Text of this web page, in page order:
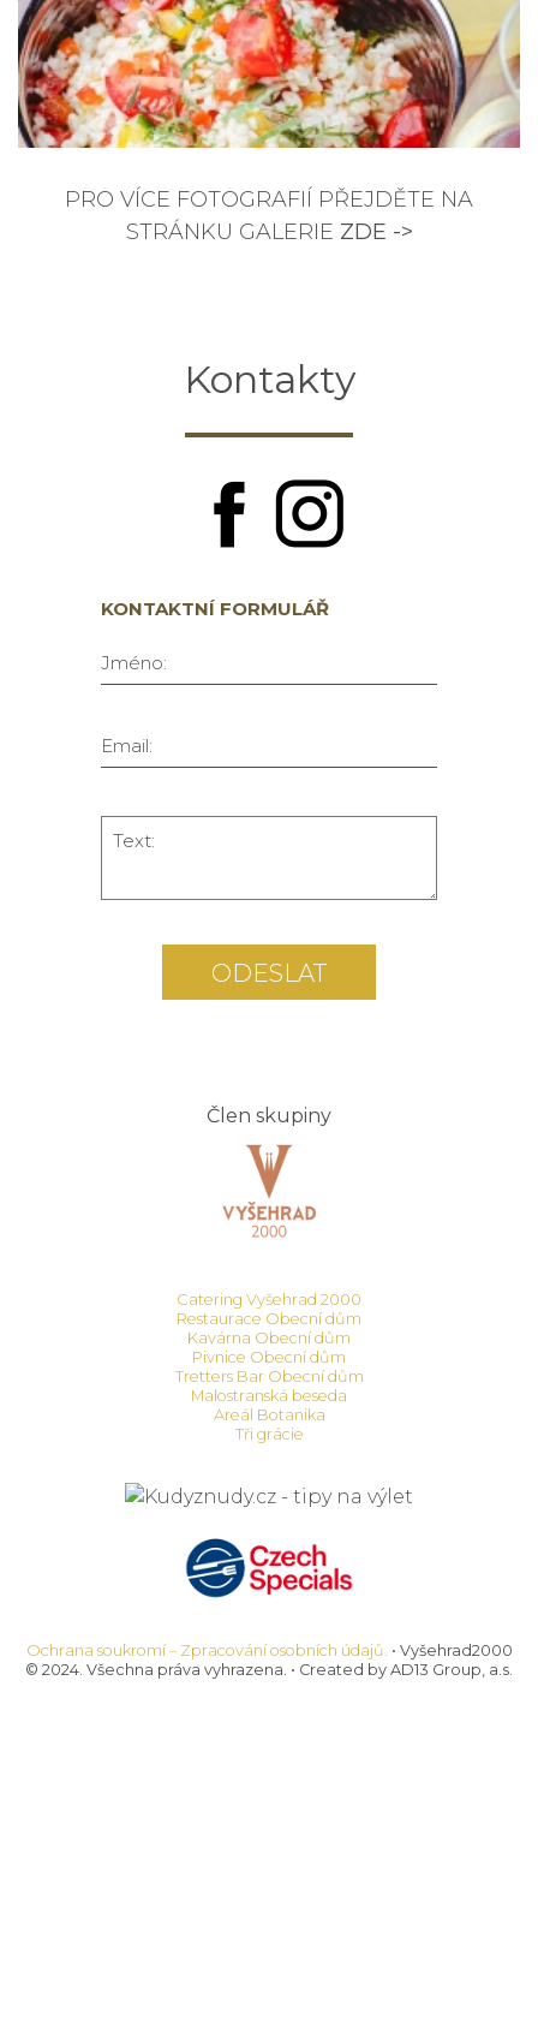
PRO VÍCE FOTOGRAFIÍ PŘEJDĚTE NA
STRÁNKU GALERIE ZDE ->
Kontakty
KONTAKTNÍ FORMULÁŘ
Jméno:
Email:
Text:
ODESLAT
Člen skupiny
Catering Vyšehrad 2000
Restaurace Obecní dům
Kavárna Obecní dům
Pivnice Obecní dům
Tretters Bar Obecní dům
Malostranská beseda
Areál Botanika
Tři grácie
Ochrana soukromí – Zpracování osobních údajů. • Vyšehrad2000
© 2024. Všechna práva vyhrazena. • Created by AD13 Group, a.s.